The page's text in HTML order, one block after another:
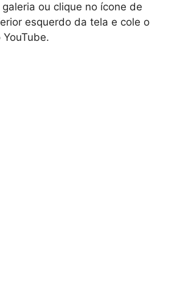
ou clique no ícone de
esquerdo da tela e cole o